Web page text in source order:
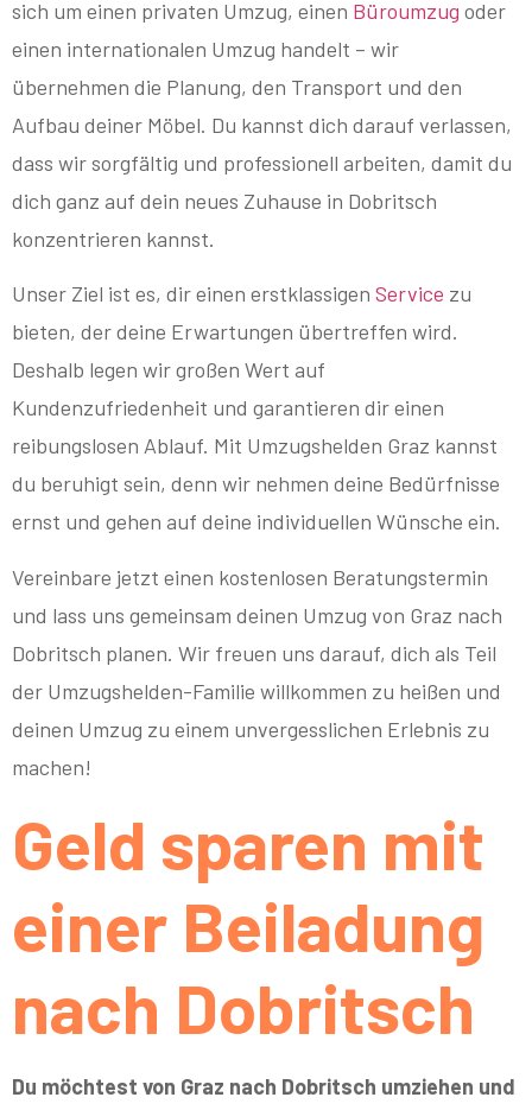
sich um einen privaten Umzug, einen Büroumzug oder
einen internationalen Umzug handelt – wir
übernehmen die Planung, den Transport und den
Aufbau deiner Möbel. Du kannst dich darauf verlassen,
dass wir sorgfältig und professionell arbeiten, damit du
dich ganz auf dein neues Zuhause in Dobritsch
konzentrieren kannst.
Unser Ziel ist es, dir einen erstklassigen Service zu
bieten, der deine Erwartungen übertreffen wird.
Deshalb legen wir großen Wert auf
Kundenzufriedenheit und garantieren dir einen
reibungslosen Ablauf. Mit Umzugshelden Graz kannst
du beruhigt sein, denn wir nehmen deine Bedürfnisse
ernst und gehen auf deine individuellen Wünsche ein.
Vereinbare jetzt einen kostenlosen Beratungstermin
und lass uns gemeinsam deinen Umzug von Graz nach
Dobritsch planen. Wir freuen uns darauf, dich als Teil
der Umzugshelden-Familie willkommen zu heißen und
deinen Umzug zu einem unvergesslichen Erlebnis zu
machen!
Geld sparen mit
einer Beiladung
nach Dobritsch
Du möchtest von Graz nach Dobritsch umziehen und